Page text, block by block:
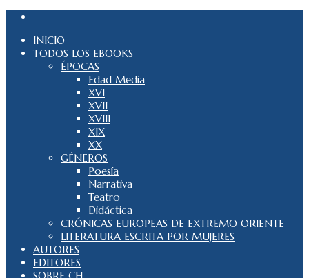
INICIO
TODOS LOS EBOOKS
ÉPOCAS
Edad Media
XVI
XVII
XVIII
XIX
XX
GÉNEROS
Poesía
Narrativa
Teatro
Didáctica
CRÓNICAS EUROPEAS DE EXTREMO ORIENTE
LITERATURA ESCRITA POR MUJERES
AUTORES
EDITORES